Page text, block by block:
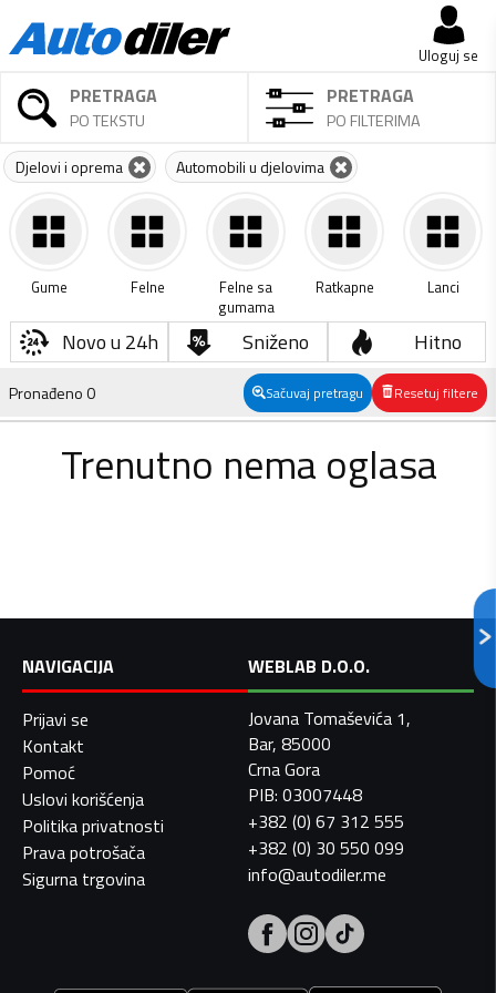
Uloguj se
PRETRAGA
PO TEKSTU
PRETRAGA
PO FILTERIMA
Djelovi i oprema Automobili u djelovima
Gume Felne
Felne sa
gumama
Ratkapne Lanci
Novo u 24h Sniženo Hitno
Pronađeno0 Sačuvaj pretragu Resetuj filtere
Trenutno nema oglasa
NAVIGACIJA
Prijavi se
Kontakt
Pomoć
Uslovi korišćenja
Politika privatnosti
Prava potrošača
Sigurna trgovina
WEBLAB D.O.O.
Jovana Tomaševića 1,
Bar, 85000
Crna Gora
PIB: 03007448
+382 (0) 67 312 555
+382 (0) 30 550 099
info@autodiler.me